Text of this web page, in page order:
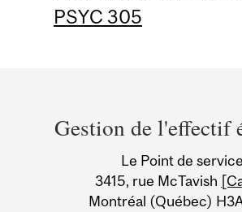
PSYC 305
and
University
Information
Gestion de l'effectif
Le Point de service
3415, rue McTavish
Montréal (Québec)